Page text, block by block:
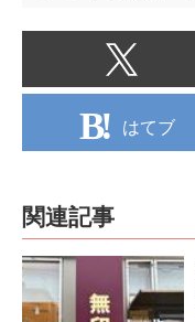
はてブ
関連記事